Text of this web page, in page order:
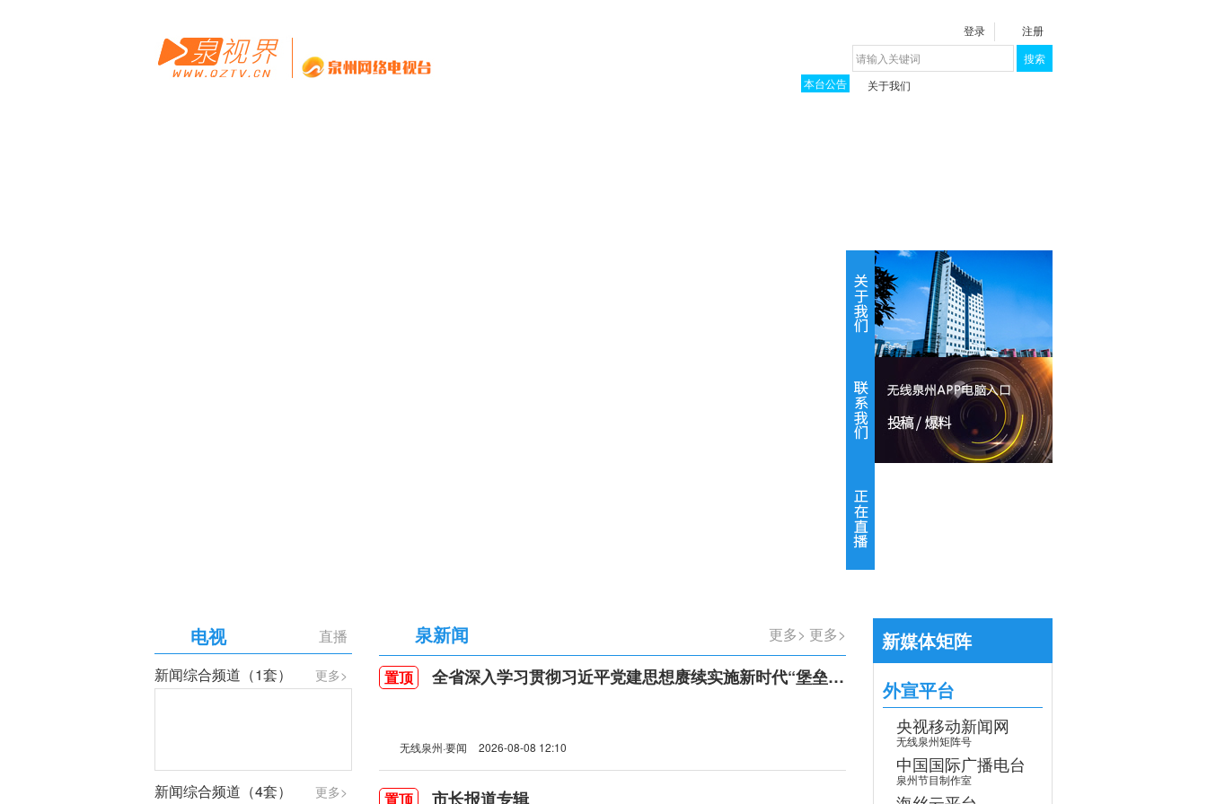
登录
注册
搜索
本台公告
关于我们
直播
电视
更多>
新闻综合频道（1套）
更多>
新闻综合频道（4套）
更多> 更多>
泉新闻
置顶 全省深入学习贯彻习近平党建思想赓续实施新时代“堡垒工程”推进会召开
无线泉州·要闻 2026-08-08 12:10
置顶 市长报道专辑
新媒体矩阵
外宣平台
央视移动新闻网
无线泉州矩阵号
中国国际广播电台
泉州节目制作室